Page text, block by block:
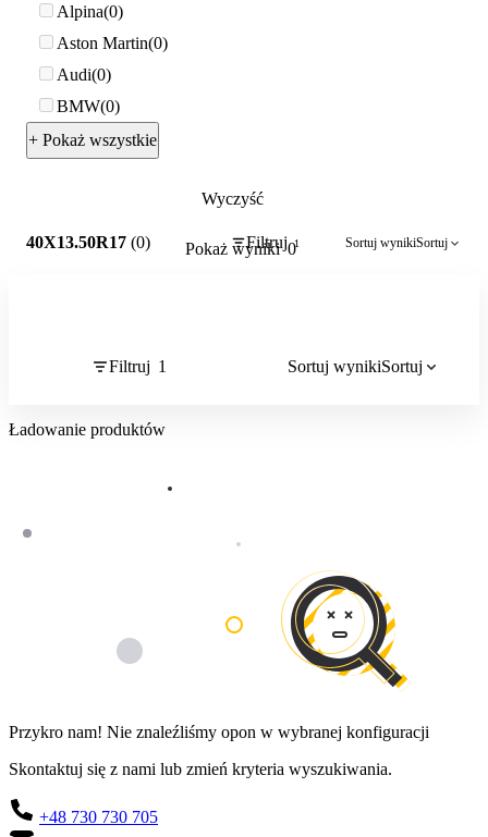
Alpina 0
Aston Martin 0
Audi 0
BMW 0
+ Pokaż wszystkie
Wyczyść
Pokaż wyniki 0
40X13.50R17 (0) Filtruj 1 Sortuj wynikiSortuj
Filtruj 1 Sortuj wynikiSortuj
Ładowanie produktów
Przykro nam! Nie znaleźliśmy opon w wybranej konfiguracji
Skontaktuj się z nami lub zmień kryteria wyszukiwania.
+48 730 730 705